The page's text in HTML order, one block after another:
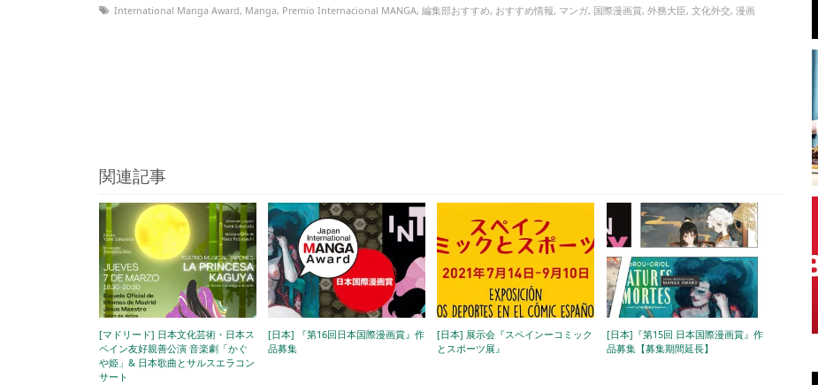
International Manga Award, Manga, Premio Internacional MANGA, 編集部おすすめ, おすすめ情報, マンガ, 国際漫画賞, 外務大臣, 文化外交, 漫画
関連記事
[マドリード] 日本文化芸術・日本ス
ペイン友好親善公演 音楽劇「かぐ
や姫」& 日本歌曲とサルスエラコン
サート
[日本] 『第16回日本国際漫画賞』作
品募集
[日本] 展示会『スペインーコミック
とスポーツ展』
[日本]『第15回 日本国際漫画賞』作
品募集【募集期間延長】